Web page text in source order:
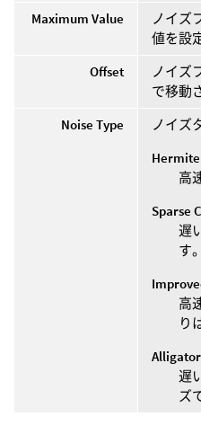
Maximum Value
ノイズ
値を設
Offset
ノイズ
で移動
Noise Type
ノイズ
高
Sparse
遅
す。
高
り
遅
ズ